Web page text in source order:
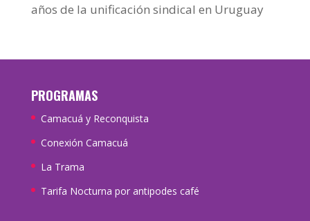
años de la unificación sindical en Uruguay
PROGRAMAS
Camacuá y Reconquista
Conexión Camacuá
La Trama
Tarifa Nocturna por antipodes café